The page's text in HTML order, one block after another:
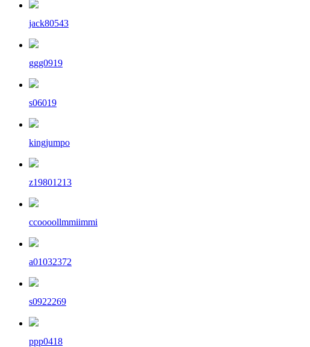
jack80543
ggg0919
s06019
kingjumpo
z19801213
ccoooollmmiimmi
a01032372
s0922269
ppp0418